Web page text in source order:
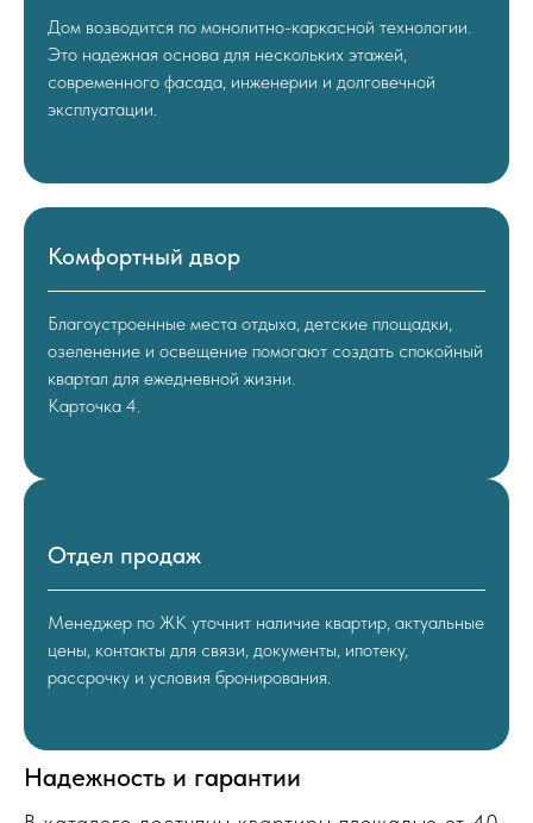
Дом возводится по монолитно-каркасной технологии.
Это надежная основа для нескольких этажей,
современного фасада, инженерии и долговечной
эксплуатации.
Комфортный двор
Благоустроенные места отдыха, детские площадки,
озеленение и освещение помогают создать спокойный
квартал для ежедневной жизни.
Карточка 4.
Отдел продаж
Менеджер по ЖК уточнит наличие квартир, актуальные
цены, контакты для связи, документы, ипотеку,
рассрочку и условия бронирования.
Надежность и гарантии